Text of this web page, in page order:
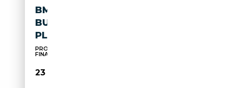
BMW X3 XDRIVE30E
BUSINESS ADVANTAGE AUTO
PLUG-IN 292CV
PRONTA CONSEGNA - PREZZO SENZA VINCOLO DI
FINANZIA...
23 500€